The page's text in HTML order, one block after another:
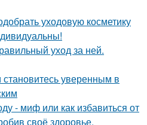
уходовую косметику
уход за ней.
становитесь уверенным в
- миф или как избавиться от
своё здоровье,